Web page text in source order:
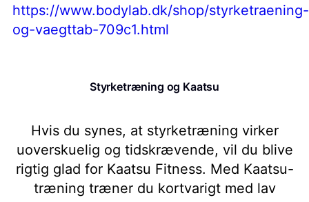
https://www.bodylab.dk/shop/styrketraening-
og-vaegttab-709c1.html
Styrketræning og Kaatsu
Hvis du synes, at styrketræning virker
uoverskuelig og tidskrævende, vil du blive
rigtig glad for Kaatsu Fitness. Med Kaatsu-
træning træner du kortvarigt med lav